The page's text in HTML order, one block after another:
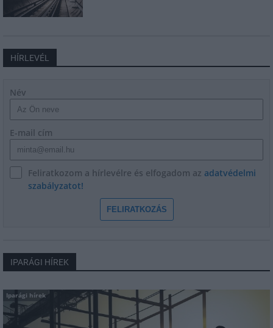
HÍRLEVÉL
Név
E-mail cím
Feliratkozom a hírlevélre és elfogadom az adatvédelmi
szabályzatot!
FELIRATKOZÁS
IPARÁGI HÍREK
Iparági hírek